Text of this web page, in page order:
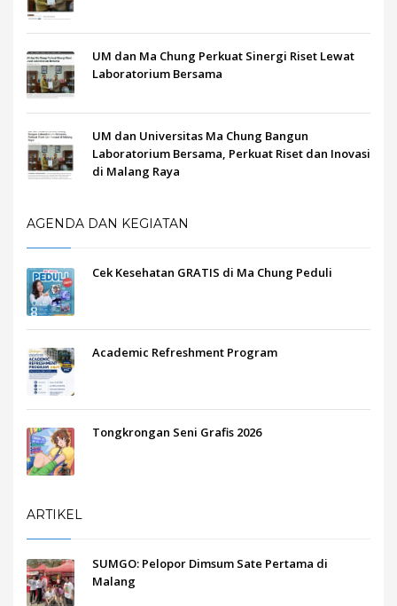
UM dan Ma Chung Perkuat Sinergi Riset Lewat
Laboratorium Bersama
UM dan Universitas Ma Chung Bangun
Laboratorium Bersama, Perkuat Riset dan Inovasi
di Malang Raya
AGENDA DAN KEGIATAN
Cek Kesehatan GRATIS di Ma Chung Peduli
Academic Refreshment Program
Tongkrongan Seni Grafis 2026
ARTIKEL
SUMGO: Pelopor Dimsum Sate Pertama di
Malang